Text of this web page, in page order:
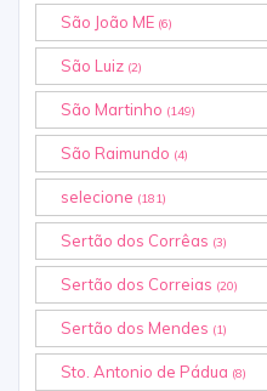
São João ME (6)
São Luiz (2)
São Martinho (149)
São Raimundo (4)
selecione (181)
Sertão dos Corrêas (3)
Sertão dos Correias (20)
Sertão dos Mendes (1)
Sto. Antonio de Pádua (8)